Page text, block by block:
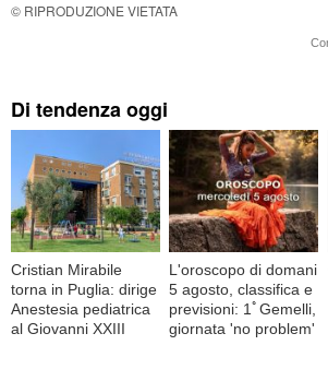
© RIPRODUZIONE VIETATA
Di tendenza oggi
Cristian Mirabile
torna in Puglia: dirige
Anestesia pediatrica
al Giovanni XXIII
L'oroscopo di domani
5 agosto, classifica e
previsioni: 1ﾟGemelli,
giornata 'no problem'